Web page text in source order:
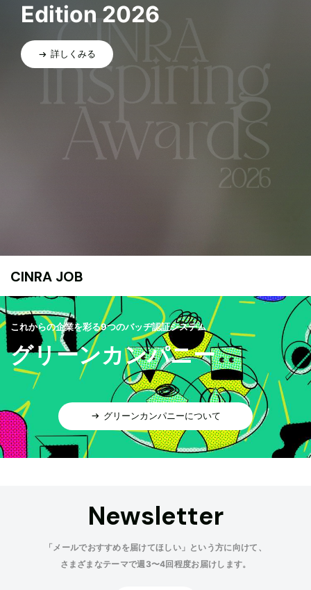
Edition 2026
詳しくみる
CINRA JOB
これからの企業を彩る9つのバッヂ認証システム
グリーンカンパニー
グリーンカンパニーについて
Newsletter
「メールでおすすめを届けてほしい」という方に向けて、
さまざまなテーマで週3〜4回程度お届けします。